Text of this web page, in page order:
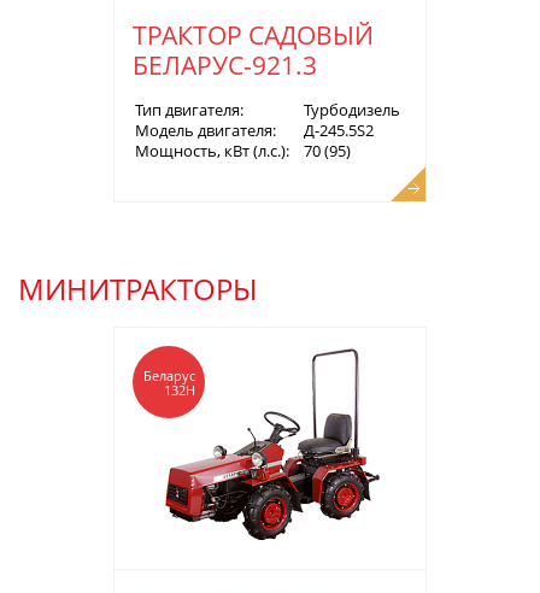
ТРАКТОР САДОВЫЙ
БЕЛАРУС-921.3
Тип двигателя:
Турбодизель
Модель двигателя:
Д-245.5S2
Мощность, кВт (л.с.):
70 (95)
МИНИТРАКТОРЫ
Беларус
132Н